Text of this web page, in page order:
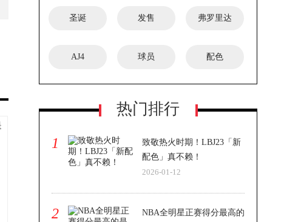
圣诞 发售 弗罗里达
AJ4 球员 配色
热门排行
1
致敬热火时期！LBJ23「新
配色」真不赖！
2026-01-12
2
NBA全明星正赛得分最高的